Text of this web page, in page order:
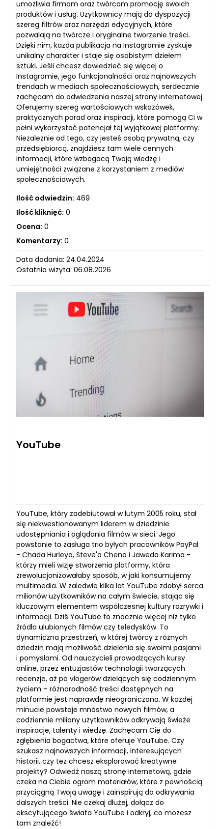
umożliwia firmom oraz twórcom promocję swoich
produktów i usług. Użytkownicy mają do dyspozycji
szereg filtrów oraz narzędzi edycyjnych, które
pozwalają na twórcze i oryginalne tworzenie treści.
Dzięki nim, każda publikacja na Instagramie zyskuje
unikalny charakter i staje się osobistym dziełem
sztuki. Jeśli chcesz dowiedzieć się więcej o
Instagramie, jego funkcjonalności oraz najnowszych
trendach w mediach społecznościowych, serdecznie
zachęcam do odwiedzenia naszej strony internetowej.
Oferujemy szereg wartościowych wskazówek,
praktycznych porad oraz inspiracji, które pomogą Ci w
pełni wykorzystać potencjał tej wyjątkowej platformy.
Niezależnie od tego, czy jesteś osobą prywatną, czy
przedsiębiorcą, znajdziesz tam wiele cennych
informacji, które wzbogacą Twoją wiedzę i
umiejętności związane z korzystaniem z mediów
społecznościowych.
Ilość odwiedzin: 469
Ilość kliknięć: 0
Ocena: 0
Komentarzy: 0
Data dodania: 24.04.2024
Ostatnia wizyta: 06.08.2026
YouTube
YouTube, który zadebiutował w lutym 2005 roku, stał
się niekwestionowanym liderem w dziedzinie
udostępniania i oglądania filmów w sieci. Jego
powstanie to zasługa trio byłych pracowników PayPal
- Chada Hurleya, Steve'a Chena i Jaweda Karima -
którzy mieli wizję stworzenia platformy, która
zrewolucjonizowałaby sposób, w jaki konsumujemy
multimedia. W zaledwie kilka lat YouTube zdobył serca
milionów użytkowników na całym świecie, stając się
kluczowym elementem współczesnej kultury rozrywki i
informacji. Dziś YouTube to znacznie więcej niż tylko
źródło ulubionych filmów czy teledysków. To
dynamiczna przestrzeń, w której twórcy z różnych
dziedzin mają możliwość dzielenia się swoimi pasjami
i pomysłami. Od nauczycieli prowadzących kursy
online, przez entuzjastów technologii tworzących
recenzje, aż po vlogerów dzielących się codziennym
życiem – różnorodność treści dostępnych na
platformie jest naprawdę nieograniczona. W każdej
minucie powstaje mnóstwo nowych filmów, a
codziennie miliony użytkowników odkrywają świeże
inspiracje, talenty i wiedzę. Zachęcam Cię do
zgłębienia bogactwa, które oferuje YouTube. Czy
szukasz najnowszych informacji, interesujących
historii, czy też chcesz eksplorować kreatywne
projekty? Odwiedź naszą stronę internetową, gdzie
czeka na Ciebie ogrom materiałów, które z pewnością
przyciągną Twoją uwagę i zainspirują do odkrywania
dalszych treści. Nie czekaj dłużej, dołącz do
ekscytującego świata YouTube i odkryj, co możesz
tam znaleźć!